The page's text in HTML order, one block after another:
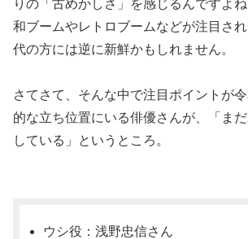
りの「古めかしさ」を感じるんですよ
和ブームやレトロブームなどが注目さ
代の方には逆に新鮮かもしれません。
さてさて、そんな中で注目ポイントが
的な立ち位置にいる俳優さんが、「ま
している」というところ。
ウシ役：浅野忠信さん